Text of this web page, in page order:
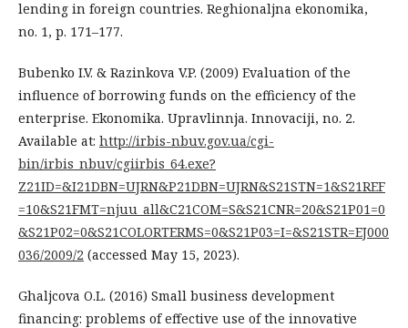
lending in foreign countries. Reghionaljna ekonomika,
no. 1, p. 171–177.
Bubenko I.V. & Razinkova V.P. (2009) Evaluation of the
influence of borrowing funds on the efficiency of the
enterprise. Ekonomika. Upravlinnja. Innovaciji, no. 2.
Available at: http://irbis-nbuv.gov.ua/cgi-
bin/irbis_nbuv/cgiirbis_64.exe?
Z21ID=&I21DBN=UJRN&P21DBN=UJRN&S21STN=1&S21REF
=10&S21FMT=njuu_all&C21COM=S&S21CNR=20&S21P01=0
&S21P02=0&S21COLORTERMS=0&S21P03=I=&S21STR=EJ000
036/2009/2 (accessed May 15, 2023).
Ghaljcova O.L. (2016) Small business development
financing: problems of effective use of the innovative